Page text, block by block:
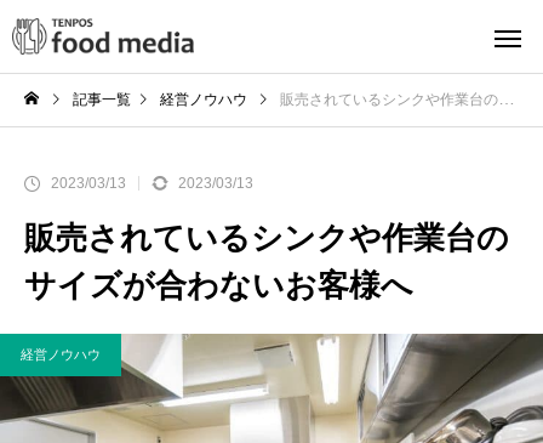
記事一覧 経営ノウハウ 販売されているシンクや作業台のサイズが合わないお客様へ
2023/03/13 2023/03/13
販売されているシンクや作業台の
サイズが合わないお客様へ
経営ノウハウ